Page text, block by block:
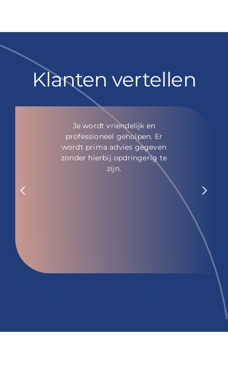
Klanten vertellen
Je wordt vriendelijk en
professioneel geholpen. Er
wordt prima advies gegeven
zonder hierbij opdringerig te
zijn.